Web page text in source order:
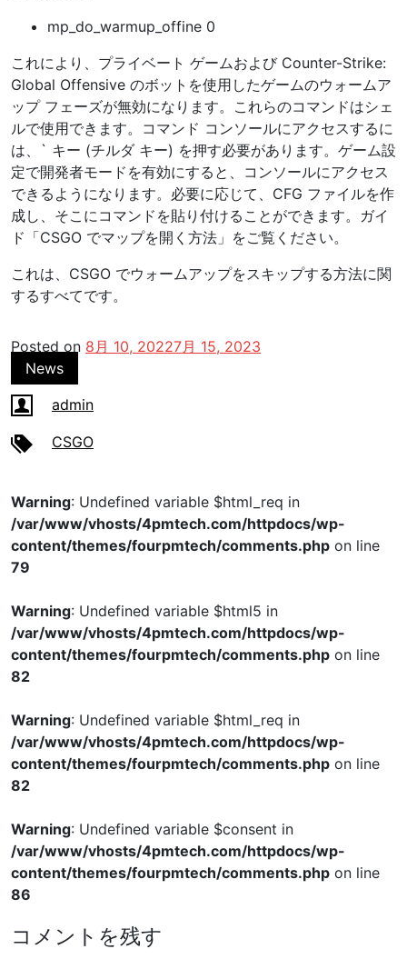
mp_do_warmup_offine 0
これにより、プライベート ゲームおよび Counter-Strike:
Global Offensive のボットを使用したゲームのウォームア
ップ フェーズが無効になります。これらのコマンドはシェ
ルで使用できます。コマンド コンソールにアクセスするに
は、` キー (チルダ キー) を押す必要があります。ゲーム設
定で開発者モードを有効にすると、コンソールにアクセス
できるようになります。必要に応じて、CFG ファイルを作
成し、そこにコマンドを貼り付けることができます。ガイ
ド「CSGO でマップを開く方法」をご覧ください。
これは、CSGO でウォームアップをスキップする方法に関
するすべてです。
Posted on 8月 10, 20227月 15, 2023
News
admin
CSGO
Warning: Undefined variable $html_req in
/var/www/vhosts/4pmtech.com/httpdocs/wp-
content/themes/fourpmtech/comments.php on line
79
Warning: Undefined variable $html5 in
/var/www/vhosts/4pmtech.com/httpdocs/wp-
content/themes/fourpmtech/comments.php on line
82
Warning: Undefined variable $html_req in
/var/www/vhosts/4pmtech.com/httpdocs/wp-
content/themes/fourpmtech/comments.php on line
82
Warning: Undefined variable $consent in
/var/www/vhosts/4pmtech.com/httpdocs/wp-
content/themes/fourpmtech/comments.php on line
86
コメントを残す